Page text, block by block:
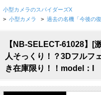
小型カメラのスパイダーズX
> 小型カメラ > 過去の名機「今後の復
【NB-SELECT-61028】[
人そっくり！？3Dフルフ
き在庫限り！！model：I